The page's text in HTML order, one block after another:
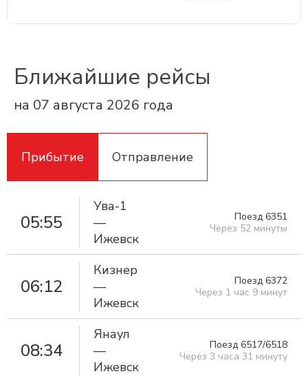
Ближайшие рейсы
на 07 августа 2026 года
Прибытие Отправление
05:55
Ува-1
—
Ижевск
Поезд 6351
Через 52 минуты
06:12
Кизнер
—
Ижевск
Поезд 6372
Через 1 час 9 минут
08:34
Янаул
—
Ижевск
Поезд 6517/6518
Через 3 часа 31 минуту